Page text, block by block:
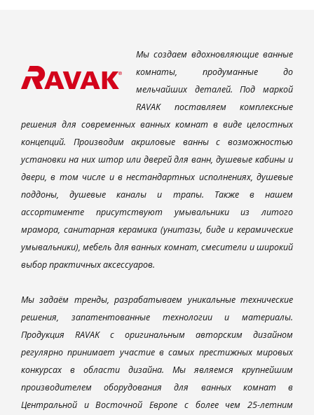
Мы создаем вдохновляющие ванные
комнаты, продуманные до
мельчайших деталей. Под маркой
RAVAK поставляем комплексные
решения для современных ванных комнат в виде целостных
концепций. Производим акриловые ванны с возможностью
установки на них штор или дверей для ванн, душевые кабины и
двери, в том числе и в нестандартных исполнениях, душевые
поддоны, душевые каналы и трапы. Также в нашем
ассортименте присутствуют умывальники из литого
мрамора, санитарная керамика (унитазы, биде и керамические
умывальники), мебель для ванных комнат, смесители и широкий
выбор практичных аксессуаров.
Мы задаём тренды, разрабатываем уникальные технические
решения, запатентованные технологии и материалы.
Продукция RAVAK с оригинальным авторским дизайном
регулярно принимает участие в самых престижных мировых
конкурсах в области дизайна. Мы являемся крупнейшим
производителем оборудования для ванных комнат в
Центральной и Восточной Европе с более чем 25-летним